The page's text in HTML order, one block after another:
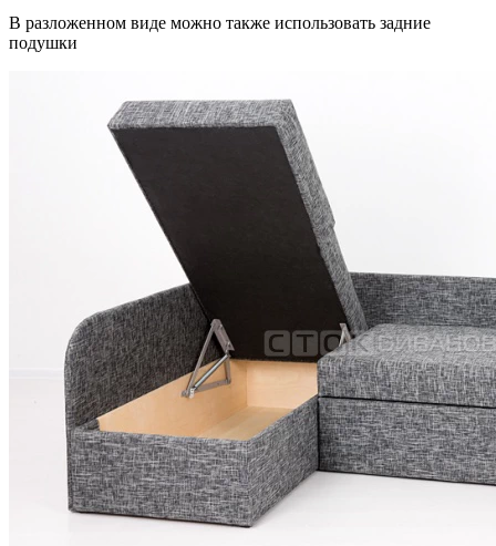
В разложенном виде можно также использовать задние
подушки